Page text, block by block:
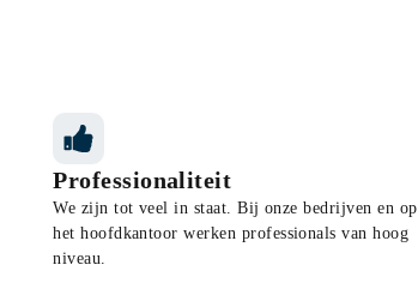
Professionaliteit
We zijn tot veel in staat. Bij onze bedrijven en op
het hoofdkantoor werken professionals van hoog
niveau.